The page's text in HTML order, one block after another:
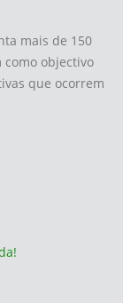
mais de 150
objectivo
que ocorrem